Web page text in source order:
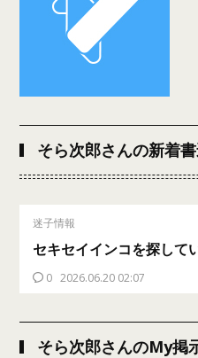
そら次郎さんの新着
迷子情報
セキセイインコを探して
0 2026.06.20 02:07
そら次郎さんのMy